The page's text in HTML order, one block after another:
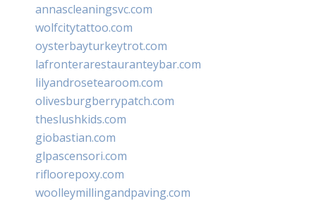
annascleaningsvc.com
wolfcitytattoo.com
oysterbayturkeytrot.com
lafronterarestauranteybar.com
lilyandrosetearoom.com
olivesburgberrypatch.com
theslushkids.com
giobastian.com
glpascensori.com
rifloorepoxy.com
woolleymillingandpaving.com